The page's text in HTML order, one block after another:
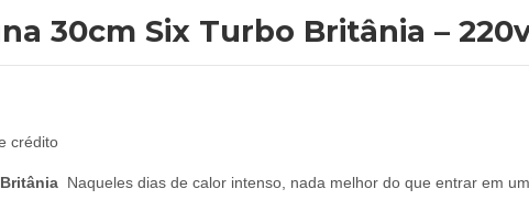
30cm Six Turbo Britânia –
crédito
Naqueles dias de calor intenso, nada melhor do que entrar em